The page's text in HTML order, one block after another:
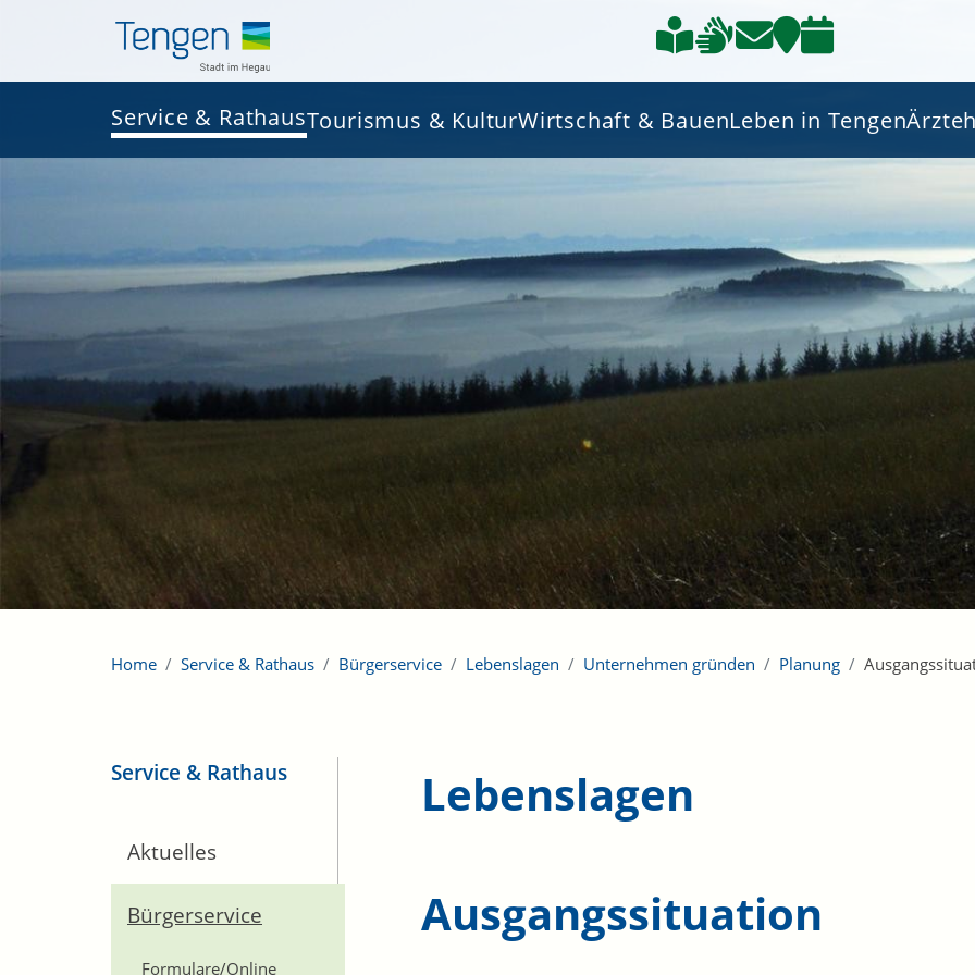
Service & RathausTourismus & KulturWirtschaft & BauenLeben in Tengen
Home Service & Rathaus Bürgerservice Lebenslagen Unternehmen gründen Planung
Service & Rathaus
Aktuelles
Bürgerservice
Formulare/Online
Lebenslagen
Ausgangssituation